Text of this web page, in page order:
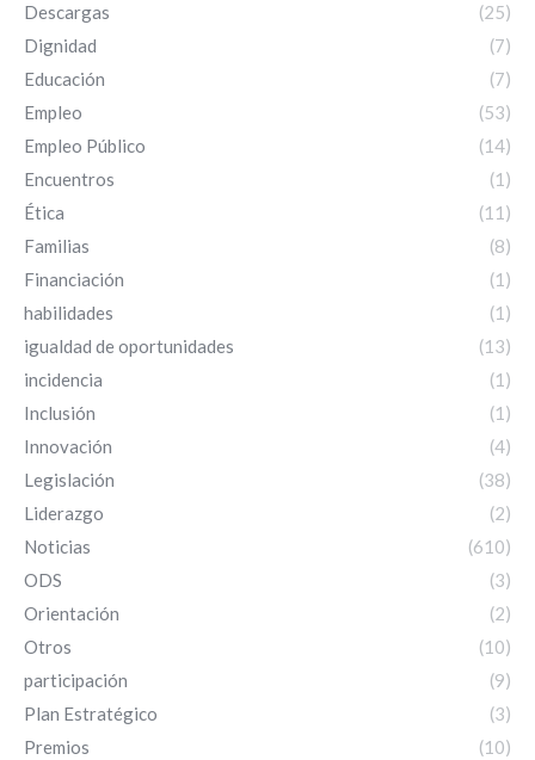
Descargas
(25)
Dignidad
(7)
Educación
(7)
Empleo
(53)
Empleo Público
(14)
Encuentros
(1)
Ética
(11)
Familias
(8)
Financiación
(1)
habilidades
(1)
igualdad de oportunidades
(13)
incidencia
(1)
Inclusión
(1)
Innovación
(4)
Legislación
(38)
Liderazgo
(2)
Noticias
(610)
ODS
(3)
Orientación
(2)
Otros
(10)
participación
(9)
Plan Estratégico
(3)
Premios
(10)